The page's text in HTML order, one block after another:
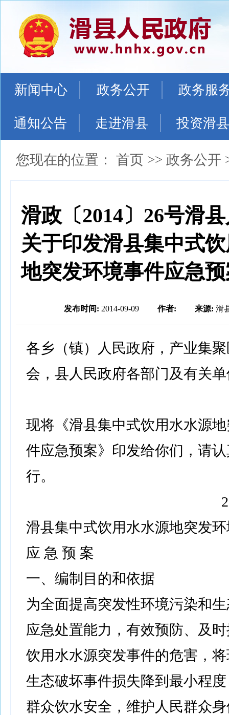
新闻中心 政务公开 政务服
通知公告 走进滑县 投资滑县
您现在的位置： 首页 >> 政务公开
滑政〔2014〕26号滑
关于印发滑县集中式
地突发环境事件应急
发布时间: 2014-09-09 作者: 来源: 滑
各乡（镇）人民政府，产业集
会，县人民政府各部门及有关
现将《滑县集中式饮用水水源
件应急预案》印发给你们，请
行。
滑县集中式饮用水水源地突发
应 急 预 案
一、编制目的和依据
为全面提高突发性环境污染和
应急处置能力，有效预防、及
饮用水水源突发事件的危害，
生态破坏事件损失降到最小程
群众饮水安全，维护人民群众